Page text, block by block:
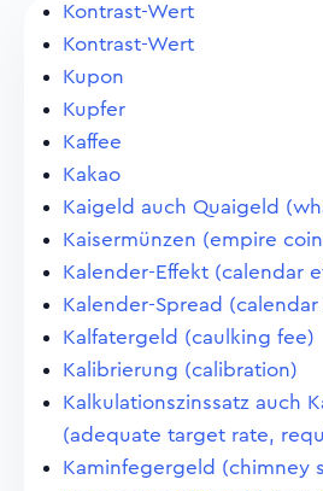
Kontrast-Wert
Kontrast-Wert
Kupon
Kupfer
Kaffee
Kakao
Kaigeld auch Quaigeld
Kaisermünzen (empire
Kalender-Effekt (calendar
Kalender-Spread
Kalfatergeld (caulking fee)
Kalibrierung (calibration)
Kalkulationszinssatz auch
(adequate target rate,
Kaminfegergeld (chimney